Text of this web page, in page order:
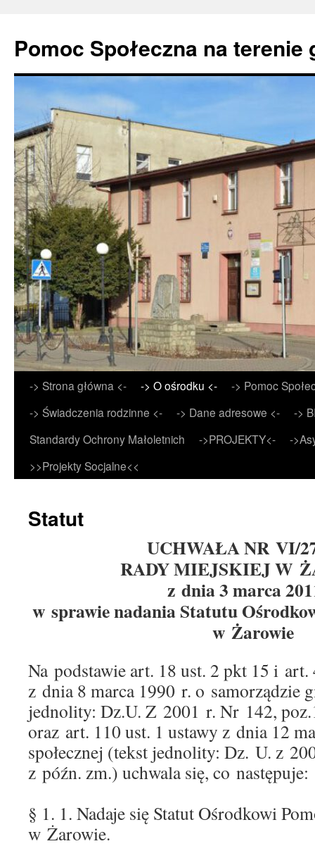
Pomoc Społeczna na terenie
Przejdź
do
treści
-> Strona główna <- -> O ośrodku <-
-> Pomoc
-> Świadczenia rodzinne <-
-> Dane adresowe <-
->
Standardy Ochrony Małoletnich
->PROJEKTY<-
-
>>Projekty Socjalne<<
Statut
UCHWAŁA NR VI/
RADY MIEJSKIEJ W
z dnia 3 marca
w sprawie nadania Statutu
w Żarowie
Na podstawie art. 18 ust. 2 pkt 15 i
z dnia 8 marca 1990 r. o samorządzie
jednolity: Dz.U. Z 2001 r. Nr 142,
oraz art. 110 ust. 1 ustawy z dnia 12
społecznej (tekst jednolity: Dz. U. z
z późn. zm.) uchwala się, co następuje:
§ 1. 1. Nadaje się Statut Ośrodkowi
w Żarowie.